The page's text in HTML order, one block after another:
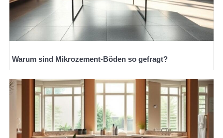
Warum sind Mikrozement-Böden so gefragt?